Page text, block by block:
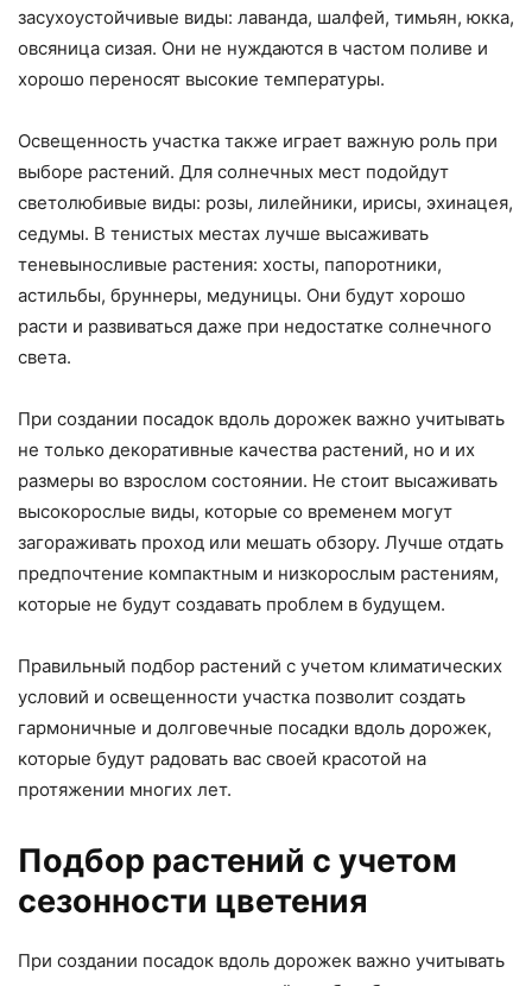
засухоустойчивые виды: лаванда, шалфей, тимьян, юкка,
овсяница сизая. Они не нуждаются в частом поливе и
хорошо переносят высокие температуры.
Освещенность участка также играет важную роль при
выборе растений. Для солнечных мест подойдут
светолюбивые виды: розы, лилейники, ирисы, эхинацея,
седумы. В тенистых местах лучше высаживать
теневыносливые растения: хосты, папоротники,
астильбы, бруннеры, медуницы. Они будут хорошо
расти и развиваться даже при недостатке солнечного
света.
При создании посадок вдоль дорожек важно учитывать
не только декоративные качества растений, но и их
размеры во взрослом состоянии. Не стоит высаживать
высокорослые виды, которые со временем могут
загораживать проход или мешать обзору. Лучше отдать
предпочтение компактным и низкорослым растениям,
которые не будут создавать проблем в будущем.
Правильный подбор растений с учетом климатических
условий и освещенности участка позволит создать
гармоничные и долговечные посадки вдоль дорожек,
которые будут радовать вас своей красотой на
протяжении многих лет.
Подбор растений с учетом
сезонности цветения
При создании посадок вдоль дорожек важно учитывать